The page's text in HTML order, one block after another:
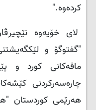
کردەوە."
لای خۆیەوە
"گفتوگۆ و
مافه‌كانى كورد و
چاره‌سه‌ركردنى
هەرێمی کوردستان